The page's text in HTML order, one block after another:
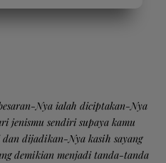
Nya ialah diciptakan-Nya
jenismu sendiri supaya kamu
dijadikan-Nya kasih sayang
demikian menjadi tanda-tanda